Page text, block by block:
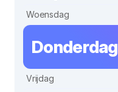
Woensdag
Donderdag
Vrijdag